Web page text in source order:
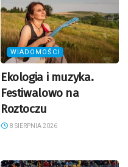
WIADOMOŚCI
Ekologia i muzyka.
Festiwalowo na
Roztoczu
8 SIERPNIA 2026